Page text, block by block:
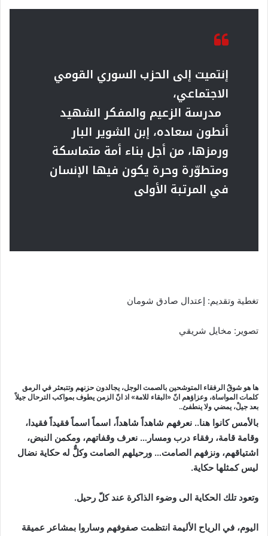
إنتميت إلى الحزب السوري القومي
الاجتماعي،
مدرسة الزعيم والمفكر الشهيد
أنطون سعاده، إبن الشوير البار
ورمزها، من أجل بناء أمة متماسكة
ومتطوّرة وحرة يكون فيها الإنسان
في المرتبة الأولى
تغطية وتقديم: إعتدال صادق شومان
تصوير: مخايل شريقي
ها هو شوقُ الرفقاء المتوشحين بالصمت الوجل، يجالدون حزنهم وتتبعثر في الرمق
كلمات المواساة، وعزاؤهم انّ «البقاء للامة» اذ انّ الزمن يطوف بمواكب الترحال جيلاً
بعد جيلْ، يمضي ولا ينطفئ..
بالأمس كانوا هنا.. نعرفهم شاهداً شاهداً، اسماً اسماً فقيداً فقيدا،
وقامة قامة، رفقاء درب ومسار… نعرف وقفاتهم، ومكمن النبض،
اشتياقهم، ونزفهم الصامت… ورحيلهم الصامت وكلٌّ له حكاية نضال
ليس كمثلها حكاية.
وتعود تلك الحكاية الى وضوء الذاكرة عند كلّ رحيل.
اليوم، في الرياح الأليمة انتظمت صفوفهم وساروا بمشاعر عميقة